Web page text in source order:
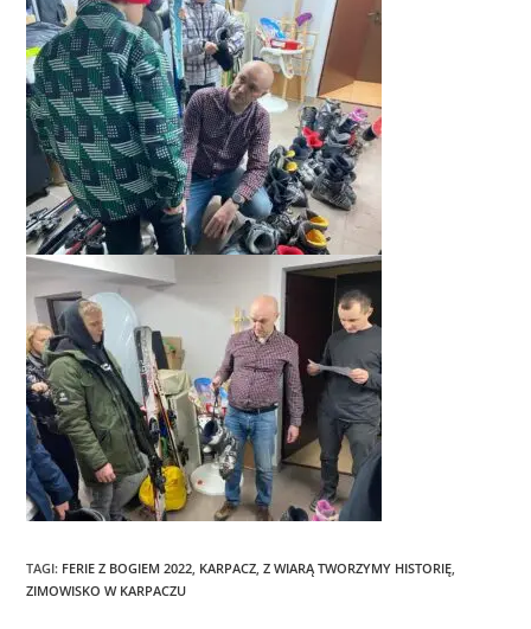
TAGI: FERIE Z BOGIEM 2022 KARPACZ Z WIARĄ TWORZYMY HISTORIĘ
ZIMOWISKO W KARPACZU